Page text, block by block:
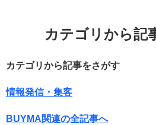
カテゴリから記
カテゴリから記事をさがす
情報発信・集客
BUYMA関連の全記事へ